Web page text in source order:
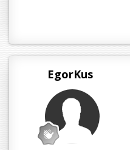
EgorKus